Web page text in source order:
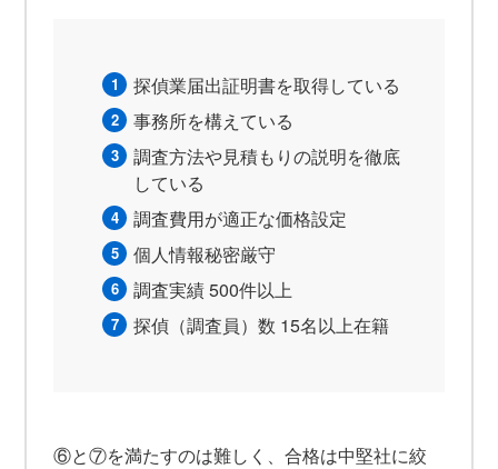
探偵業届出証明書を取得している
事務所を構えている
調査方法や見積もりの説明を徹底
している
調査費用が適正な価格設定
個人情報秘密厳守
調査実績 500件以上
探偵（調査員）数 15名以上在籍
⑥と⑦を満たすのは難しく、合格は中堅社に絞